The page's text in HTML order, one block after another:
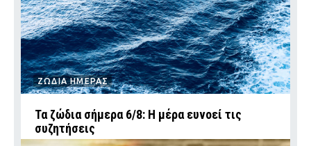
ΖΩΔΙΑ ΗΜΕΡΑΣ
Τα ζώδια σήμερα 6/8: Η μέρα ευνοεί τις
συζητήσεις